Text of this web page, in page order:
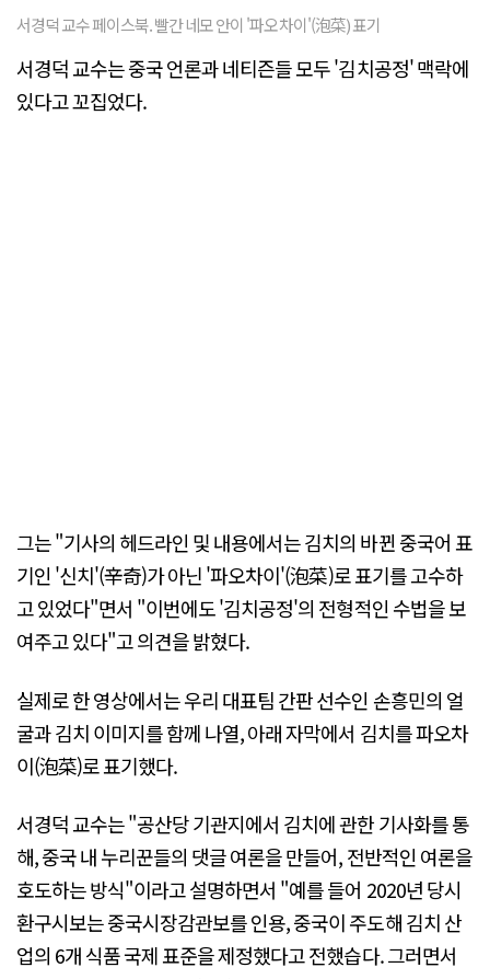
서경덕 교수 페이스북. 빨간 네모 안이 '파오차이'(泡菜) 표기
서경덕 교수는 중국 언론과 네티즌들 모두 '김치공정' 맥락에
있다고 꼬집었다.
그는 "기사의 헤드라인 및 내용에서는 김치의 바뀐 중국어 표
기인 '신치'(辛奇)가 아닌 '파오차이'(泡菜)로 표기를 고수하
고 있었다"면서 "이번에도 '김치공정'의 전형적인 수법을 보
여주고 있다"고 의견을 밝혔다.
실제로 한 영상에서는 우리 대표팀 간판 선수인 손흥민의 얼
굴과 김치 이미지를 함께 나열, 아래 자막에서 김치를 파오차
이(泡菜)로 표기했다.
서경덕 교수는 "공산당 기관지에서 김치에 관한 기사화를 통
해, 중국 내 누리꾼들의 댓글 여론을 만들어, 전반적인 여론을
호도하는 방식"이라고 설명하면서 "예를 들어 2020년 당시
환구시보는 중국시장감관보를 인용, 중국이 주도해 김치 산
업의 6개 식품 국제 표준을 제정했다고 전했습다. 그러면서